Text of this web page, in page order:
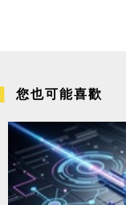
您也可能喜歡